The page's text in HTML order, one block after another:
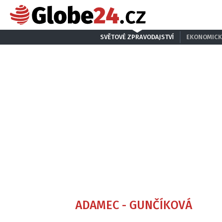
SVĚTOVÉ ZPRAVODAJSTVÍ
ADAMEC - GUNČÍKOVÁ